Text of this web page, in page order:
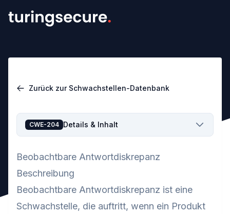
Zurück zur Schwachstellen-Datenbank
CWE-204 Details & Inhalt
Beobachtbare Antwortdiskrepanz
Beschreibung
Beobachtbare Antwortdiskrepanz ist eine
Schwachstelle, die auftritt, wenn ein Produkt